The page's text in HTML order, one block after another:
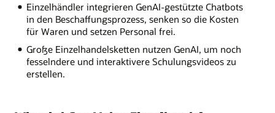
Einzelhändler integrieren GenAI-gestützte Chatbots
in den Beschaffungsprozess, senken so die Kosten
für Waren und setzen Personal frei.
Große Einzelhandelsketten nutzen GenAI, um noch
fesselndere und interaktivere Schulungsvideos zu
erstellen.